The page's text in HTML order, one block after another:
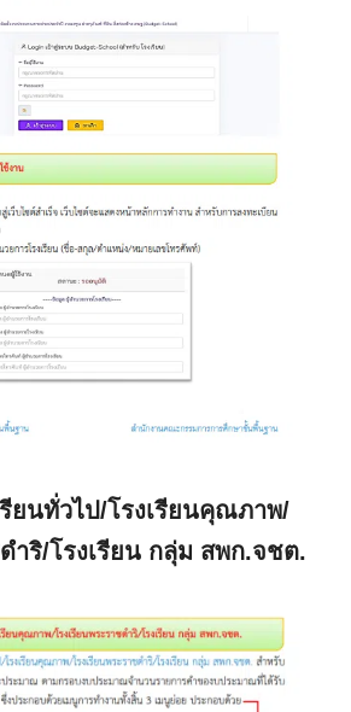
ยนทั่วไป/โรงเรียนคุณภาพ/
ำริ/โรงเรียน กลุ่ม สพก.จชต.